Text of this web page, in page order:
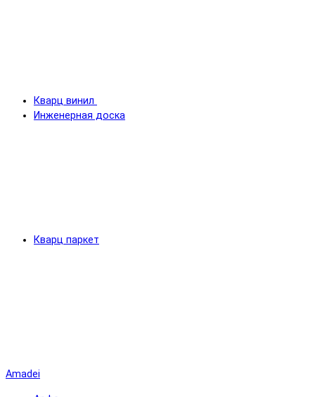
Кварц винил
Инженерная доска
Кварц паркет
Amadei